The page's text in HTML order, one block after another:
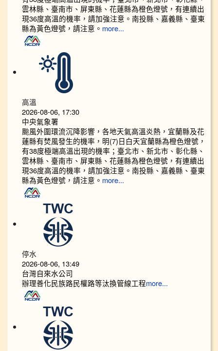
雲林縣、臺南市、屏東縣、花蓮縣為橙色燈號，有連續出
現36度高溫的機率，請加強注意。南投縣、嘉義縣、臺東
縣為黃色燈號，請注意。 more...
高溫
2026-08-06, 17:30
中央氣象署
颱風外圍環流沉降影響，各地天氣高溫炎熱，宜蘭縣及花
蓮縣有焚風發生的機率，明(7)日白天宜蘭縣為橙色燈號，
有38度極端高溫出現的機率；臺北市、新北市、彰化縣、
雲林縣、臺南市、屏東縣、花蓮縣為橙色燈號，有連續出
現36度高溫的機率，請加強注意。南投縣、嘉義縣、臺東
縣為黃色燈號，請注意。 more...
停水
2026-08-06, 13:49
台灣自來水公司
辦理善化民族路民權路等汰換管線工程more...